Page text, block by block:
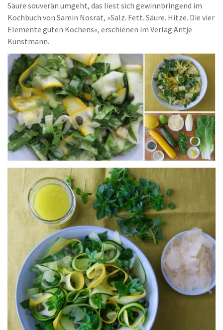
Säure souverän umgeht, das liest sich gewinnbringend im
Kochbuch von Samin Nosrat, »Salz. Fett. Säure. Hitze. Die vier
Elemente guten Kochens«, erschienen im Verlag Antje
Kunstmann.